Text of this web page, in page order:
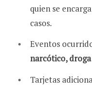
quien se
casos.
Eventos
narcótico,
Tarjetas